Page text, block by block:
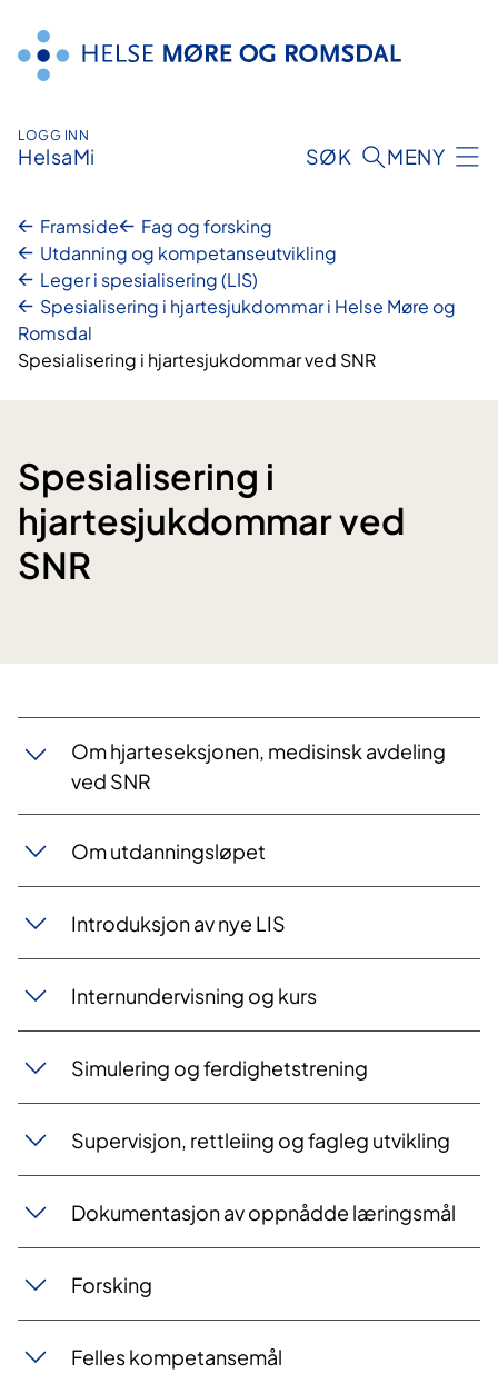
innhald
LOGG INN
HelsaMi SØK MENY
Framside
Fag og forsking
Utdanning og kompetanseutvikling
Leger i spesialisering (LIS)
Spesialisering i hjartesjukdommar i Helse Møre og
Romsdal
Spesialisering i hjartesjukdommar ved SNR
Spesialisering i
hjartesjukdommar ved
SNR
Om hjarteseksjonen, medisinsk avdeling
ved SNR
Om utdanningsløpet
Introduksjon av nye LIS
Internundervisning og kurs
Simulering og ferdighetstrening
Supervisjon, rettleiing og fagleg utvikling
Dokumentasjon av oppnådde læringsmål
Forsking
Felles kompetansemål